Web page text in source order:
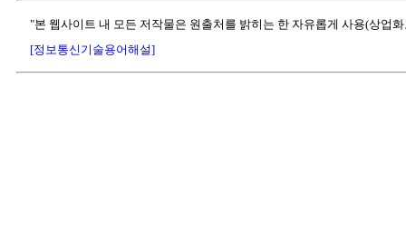
"본 웹사이트 내 모든 저작물은 원출처를 밝히는 한 자유롭게 사용(상업
[정보통신기술용어해설]